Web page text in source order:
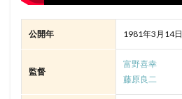
公開年 1981年3月14日
監督
富野喜幸
藤原良二